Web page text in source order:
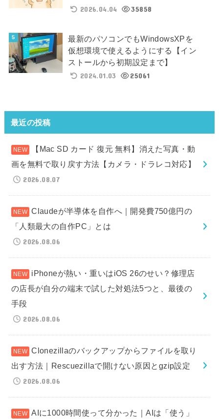
2026.04.04 35858
最新のパソコンでもWindowsXPを
仮想環境で使えるようにする【イン
ストールから初期設定まで】
2024.01.03
25061
最近の投稿
【Mac SD カード 復元 無料】消えた写真・動
画を無料で取り戻す方法【カメラ・ドラレコ対応】
2026.08.07
Claudeが半導体を自作へ｜開発費750億円の
「人類最大の自作PC」とは
2026.08.06
iPhoneが熱い・重いはiOS 26のせい？修理店
の店長が自分の端末で試した対処法5つと、最後の
手段
2026.08.06
Clonezillaのバックアップからファイルを取り
出す方法｜Rescuezillaで開けない原因とgzip設定
2026.08.06
AIに1000時間使って分かった｜AIは「使う」